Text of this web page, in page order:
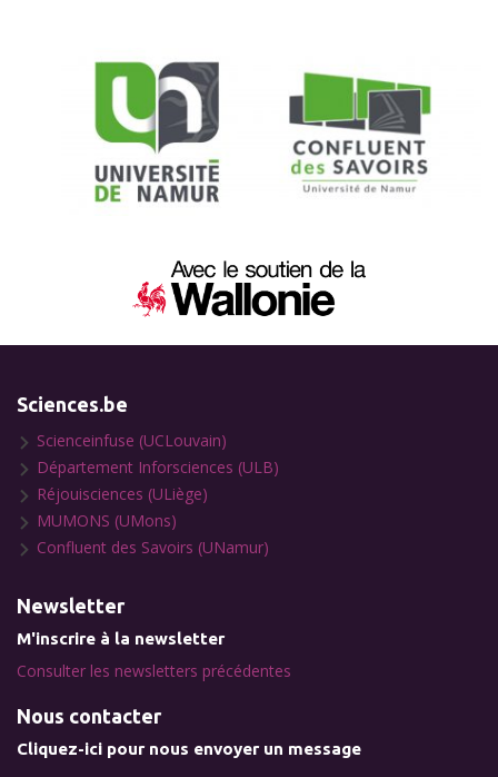
Sciences.be
Scienceinfuse (UCLouvain)
Département Inforsciences (ULB)
Réjouisciences (ULiège)
MUMONS (UMons)
Confluent des Savoirs (UNamur)
Newsletter
M'inscrire à la newsletter
Consulter les newsletters précédentes
Nous contacter
Cliquez-ici pour nous envoyer un message